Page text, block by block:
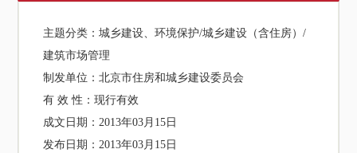
主题分类：城乡建设、环境保护/城乡建设（含住房）/
建筑市场管理
制发单位：北京市住房和城乡建设委员会
有 效 性：现行有效
成文日期：2013年03月15日
发布日期：2013年03月15日